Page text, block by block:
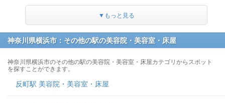
▼もっと見る
神奈川県横浜市：その他の駅の美容院・美容室・床屋
神奈川県横浜市のその他の駅の美容院・美容室・床屋カテゴリからスポット
を探すことができます。
反町駅 美容院・美容室・床屋